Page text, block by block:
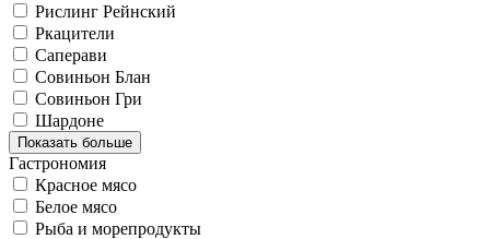
Рислинг Рейнский
Ркацители
Саперави
Совиньон Блан
Совиньон Гри
Шардоне
Показать больше
Гастрономия
Красное мясо
Белое мясо
Рыба и морепродукты